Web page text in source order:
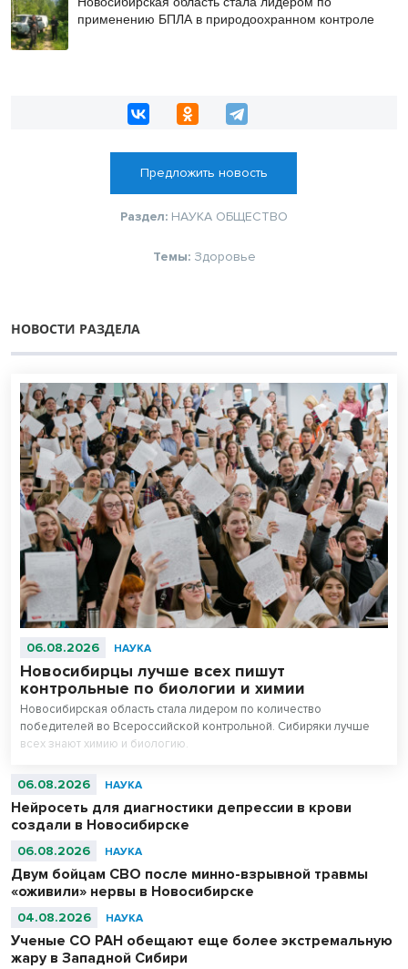
применению БПЛА в природоохранном контроле
Предложить новость
Раздел: НАУКА ОБЩЕСТВО
Темы: Здоровье
НОВОСТИ РАЗДЕЛА
06.08.2026 НАУКА
Новосибирцы лучше всех пишут
контрольные по биологии и химии
Новосибирская область стала лидером по количество
победителей во Всероссийской контрольной. Сибиряки лучше
всех знают химию и биологию.
06.08.2026 НАУКА
Нейросеть для диагностики депрессии в крови
создали в Новосибирске
06.08.2026 НАУКА
Двум бойцам СВО после минно-взрывной травмы
«оживили» нервы в Новосибирске
04.08.2026 НАУКА
Ученые СО РАН обещают еще более экстремальную
жару в Западной Сибири